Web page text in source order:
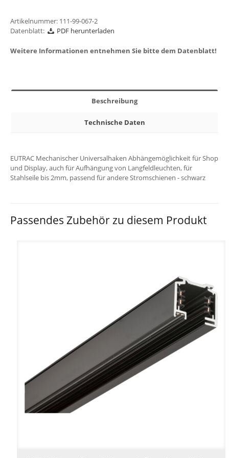
Artikelnummer: 111-99-067-2
Datenblatt:
PDF herunterladen
Weitere Informationen entnehmen Sie bitte dem Datenblatt!
Beschreibung
Technische Daten
EUTRAC Mechanischer Universalhaken Abhängemöglichkeit für Shop
und Display, auch für Aufhängung von Langfeldleuchten, für
Stahlseile bis 2mm, passend für andere Stromschienen - schwarz
Passendes Zubehör zu diesem Produkt